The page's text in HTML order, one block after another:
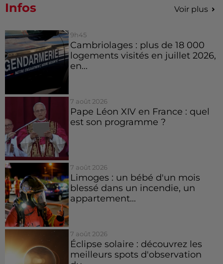
Infos Voir plus
9h45
Cambriolages : plus de 18 000
logements visités en juillet 2026,
en...
7 août 2026
Pape Léon XIV en France : quel
est son programme ?
7 août 2026
Limoges : un bébé d'un mois
blessé dans un incendie, un
appartement...
7 août 2026
Éclipse solaire : découvrez les
meilleurs spots d'observation